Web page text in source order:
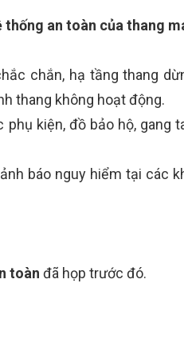
thống an toàn của thang
chắn, hạ tầng thang
thang không hoạt động.
kiện, đồ bảo hộ, gang
báo nguy hiểm tại các
toàn đã họp trước đó.